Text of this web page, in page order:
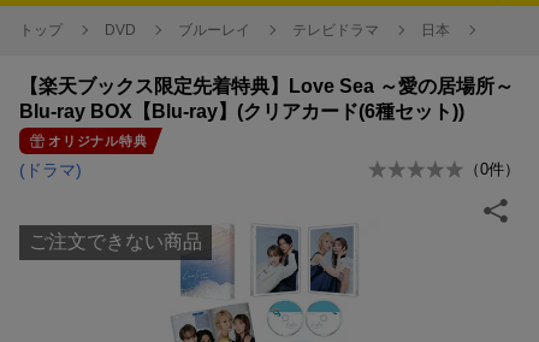
トップ DVD ブルーレイ テレビドラマ 日本
【楽天ブックス限定先着特典】Love Sea ～愛の居場所～
Blu-ray BOX【Blu-ray】(クリアカード(6種セット))
オリジナル特典
(ドラマ) （0件）
ご注文できない商品